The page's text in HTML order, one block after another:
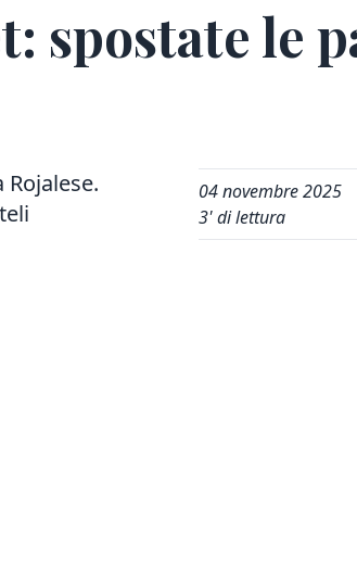
spostate le
04 novembre 2025
3' di lettura